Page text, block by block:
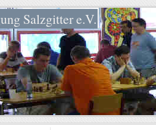
Salzgitter e.V.